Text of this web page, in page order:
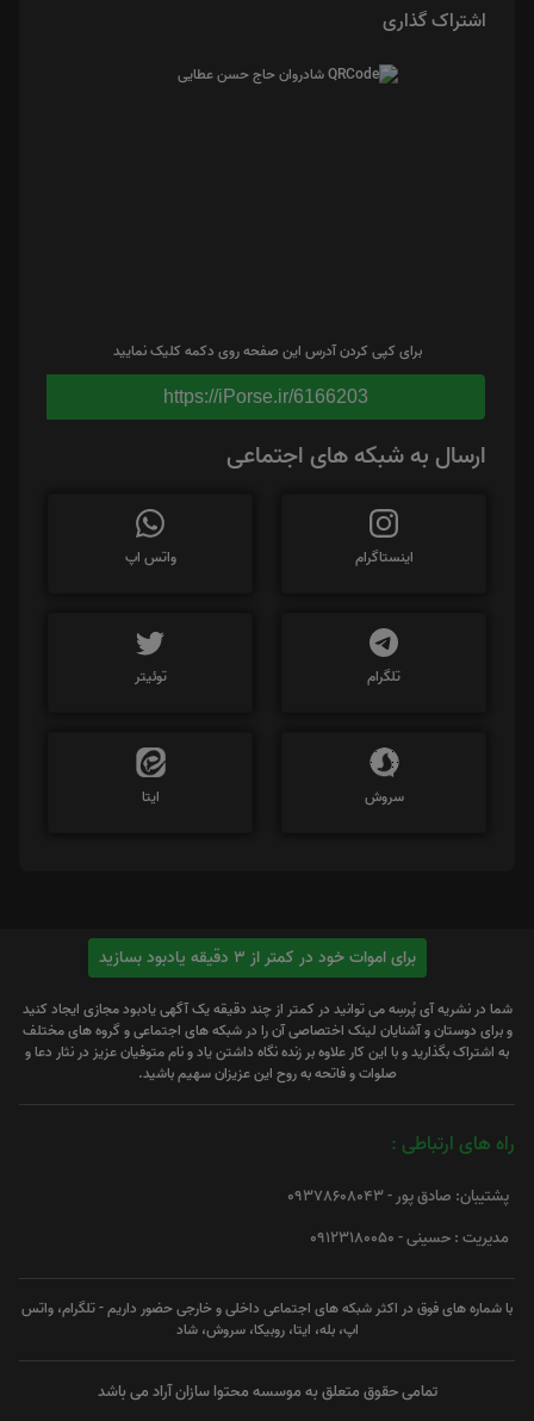
اشتراک گذاری
برای کپی کردن آدرس این صفحه روی دکمه کلیک نمایید
https://iPorse.ir/6166203
ارسال به شبکه های اجتماعی
اینستاگرام واتس اپ
تلگرام توئیتر
سروش ایتا
برای اموات خود در کمتر از 3 دقیقه یادبود بسازید
شما در نشریه آی پُرسِه می توانید در کمتر از چند دقیقه یک آگهی یادبود مجازی ایجاد کنید
و برای دوستان و آشنایان لینک اختصاصی آن را در شبکه های اجتماعی و گروه های مختلف
به اشتراک بگذارید و با این کار علاوه بر زنده نگاه داشتن یاد و نام متوفیان عزیز در نثار دعا و
صلوات و فاتحه به روح این عزیزان سهیم باشید.
راه های ارتباطی :
پشتیبان: صادق پور - 09378608043
مدیریت : حسینی - 09123180050
با شماره های فوق در اکثر شبکه های اجتماعی داخلی و خارجی حضور داریم - تلگرام، واتس
اپ، بله، ایتا، روبیکا، سروش، شاد
تمامی حقوق متعلق به موسسه محتوا سازان آراد می باشد